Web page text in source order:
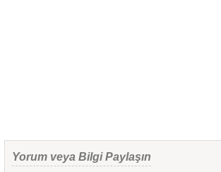
Yorum veya Bilgi Paylaşın